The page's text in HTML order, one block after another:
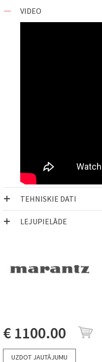
VIDEO
TEHNISKIE DATI
LEJUPIELĀDE
€ 1100.00
UZDOT JAUTĀJUMU